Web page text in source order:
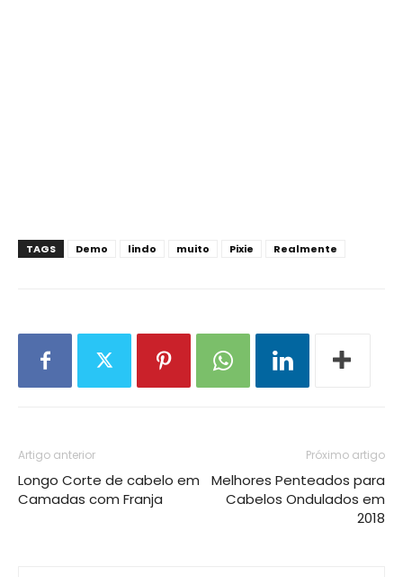
TAGS Demo lindo muito Pixie Realmente
Artigo anterior
Longo Corte de cabelo em
Camadas com Franja
Próximo artigo
Melhores Penteados para
Cabelos Ondulados em
2018